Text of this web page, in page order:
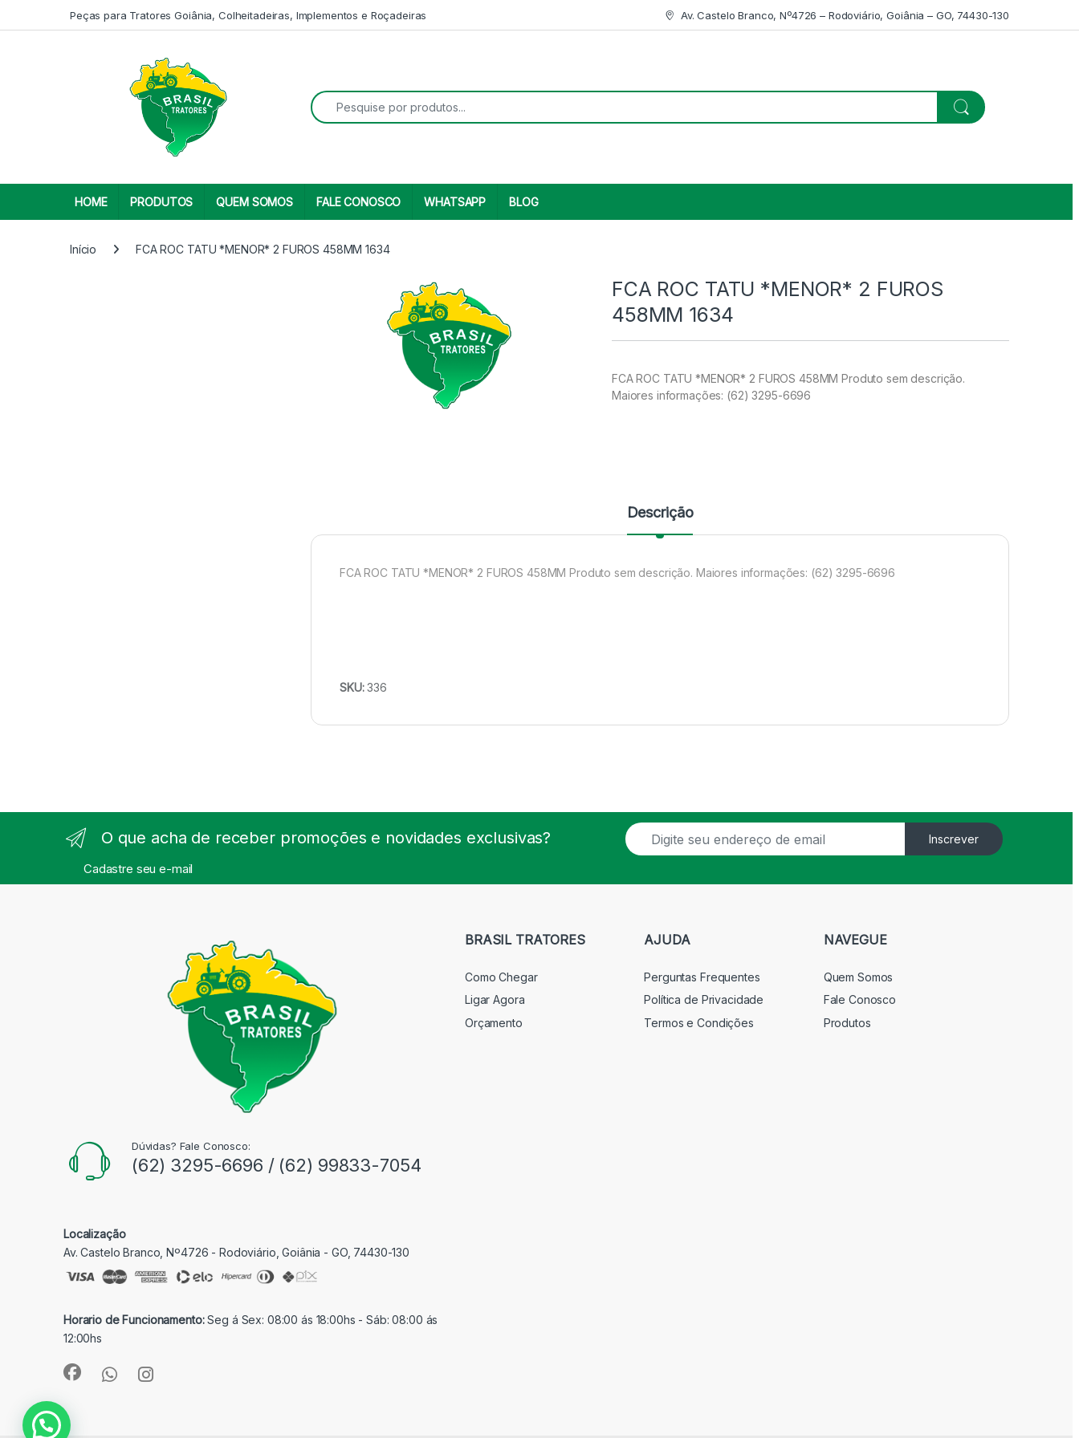
Peças para Tratores Goiânia, Colheitadeiras, Implementos e Roçadeiras Av. Castelo Branco, Nº4726 – Rodoviário, Goiânia – GO, 74430-130
Search for:
HOME PRODUTOS QUEM SOMOS FALE CONOSCO WHATSAPP BLOG
Início FCA ROC TATU *MENOR* 2 FUROS 458MM 1634
FCA ROC TATU *MENOR* 2 FUROS
458MM 1634
FCA ROC TATU *MENOR* 2 FUROS 458MM Produto sem descrição.
Maiores informações: (62) 3295-6696
Descrição
FCA ROC TATU *MENOR* 2 FUROS 458MM Produto sem descrição. Maiores informações: (62) 3295-6696
SKU:336
O que acha de receber promoções e novidades exclusivas?
Cadastre seu e-mail
E
m
Inscrever
Dúvidas? Fale Conosco:
(62) 3295-6696 / (62) 99833-7054
Localização
Av. Castelo Branco, Nº4726 - Rodoviário, Goiânia - GO, 74430-130
Horario de Funcionamento:Seg á Sex: 08:00 ás 18:00hs - Sáb: 08:00 ás
12:00hs
BRASIL TRATORES
Como Chegar
Ligar Agora
Orçamento
AJUDA
Perguntas Frequentes
Política de Privacidade
Termos e Condições
NAVEGUE
Quem Somos
Fale Conosco
Produtos